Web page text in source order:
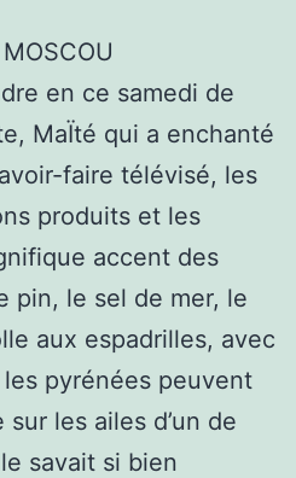
en ce samedi de
MaÏté qui a enchanté
faire télévisé, les
produits et les
accent des
pin, le sel de mer, le
aux espadrilles, avec
pyrénées peuvent
sur les ailes d’un de
savait si bien